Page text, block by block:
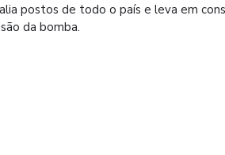
postos de todo o país e leva em
da bomba.